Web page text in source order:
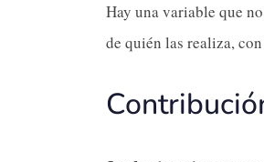
Hay una variable que
de quién las realiza,